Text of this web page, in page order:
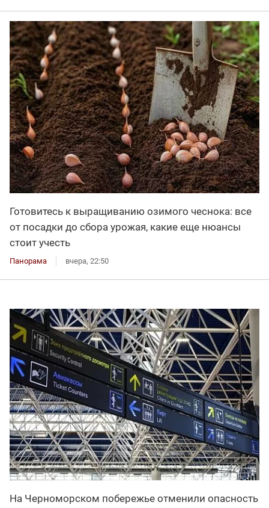
Готовитесь к выращиванию озимого чеснока: все
от посадки до сбора урожая, какие еще нюансы
стоит учесть
Панорама вчера, 22:50
На Черноморском побережье отменили опасность